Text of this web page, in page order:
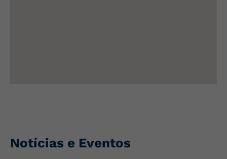
Notícias e Eventos